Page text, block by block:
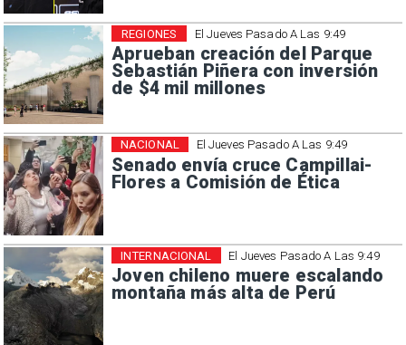
El Jueves Pasado A Las 9:49
Aprueban creación del Parque
Sebastián Piñera con inversión
de $4 mil millones
REGIONES
El Jueves Pasado A Las 9:49
Senado envía cruce Campillai-
Flores a Comisión de Ética
NACIONAL
El Jueves Pasado A Las 9:49
Joven chileno muere escalando
montaña más alta de Perú
INTERNACIONAL